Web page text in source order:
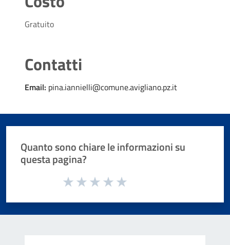
Gratuito
Contatti
Email: pina.iannielli@comune.avigliano.pz.it
Quanto sono chiare le informazioni su
questa pagina?
Valuta da 1 a 5 stelle la pagina